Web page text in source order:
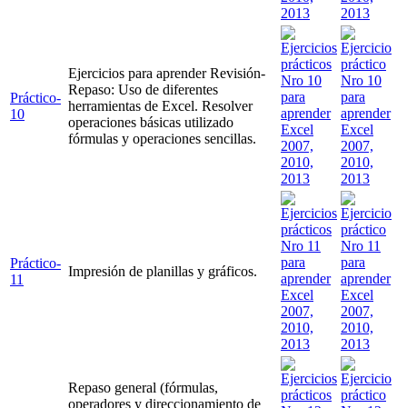
Práctico-
10
Ejercicios para aprender Revisión-
Repaso: Uso de diferentes
herramientas de Excel. Resolver
operaciones básicas utilizado
fórmulas y operaciones sencillas.
Práctico-
11
Impresión de planillas y gráficos.
Repaso general (fórmulas,
operadores y direccionamiento de